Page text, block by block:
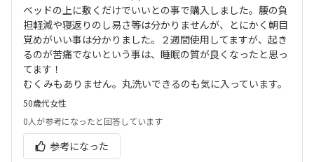
ベッドの上に敷くだけでいいとの事で購入しました。腰の負
担軽減や寝返りのし易さ等は分かりませんが、とにかく朝目
覚めがいい事は分かりました。２週間使用してますが、起き
るのが苦痛でないという事は、睡眠の質が良くなったと思っ
てます！
むくみもありません。丸洗いできるのも気に入っています。
50歳代女性
0人が参考になったと回答しています
参考になった